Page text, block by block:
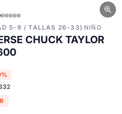
5-9 / TALLAS 26-33)·NIÑO
CHUCK TAYLOR